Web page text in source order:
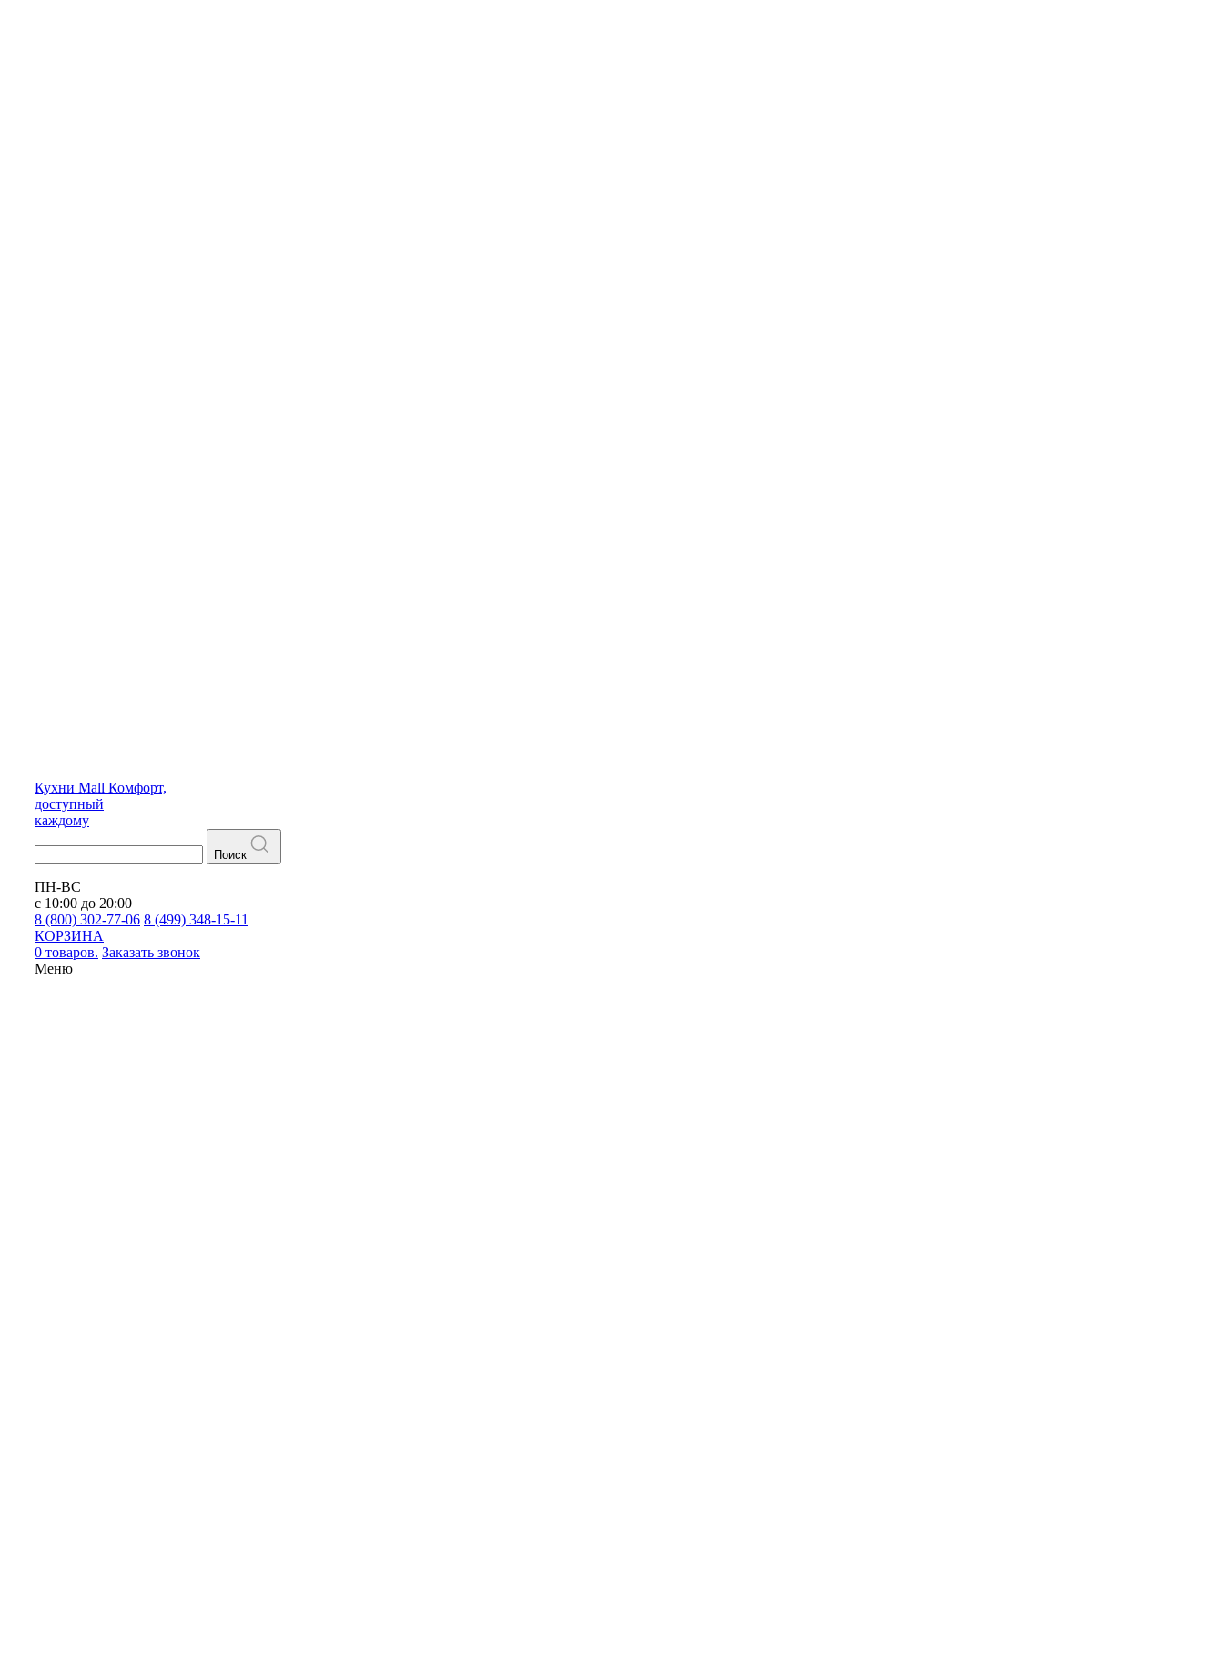
Кухни Mall Комфорт,
доступный
каждому
Поиск
ПН-ВС
с 10:00 до 20:00
8 (800) 302-77-06 8 (499) 348-15-11
КОРЗИНА
0 товаров. Заказать звонок
Меню